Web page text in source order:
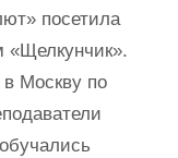
посетила
«Щелкунчик».
Москву по